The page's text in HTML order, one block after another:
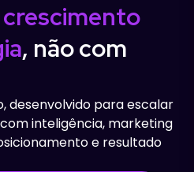
crescimento
, não com
desenvolvido para escalar
inteligência, marketing
e resultado